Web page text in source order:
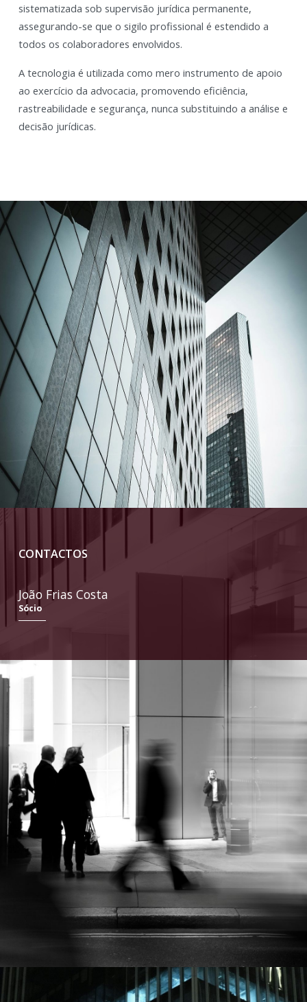
sistematizada sob supervisão jurídica permanente,
assegurando-se que o sigilo profissional é estendido a
todos os colaboradores envolvidos.
A tecnologia é utilizada como mero instrumento de apoio
ao exercício da advocacia, promovendo eficiência,
rastreabilidade e segurança, nunca substituindo a análise e
decisão jurídicas.
CONTACTOS
João Frias Costa
Sócio